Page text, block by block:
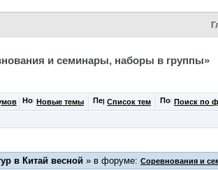
и семинары, наборы в группы»
Новые темы Список тем Поиск по
в Китай весной » в форуме: Соревнования и